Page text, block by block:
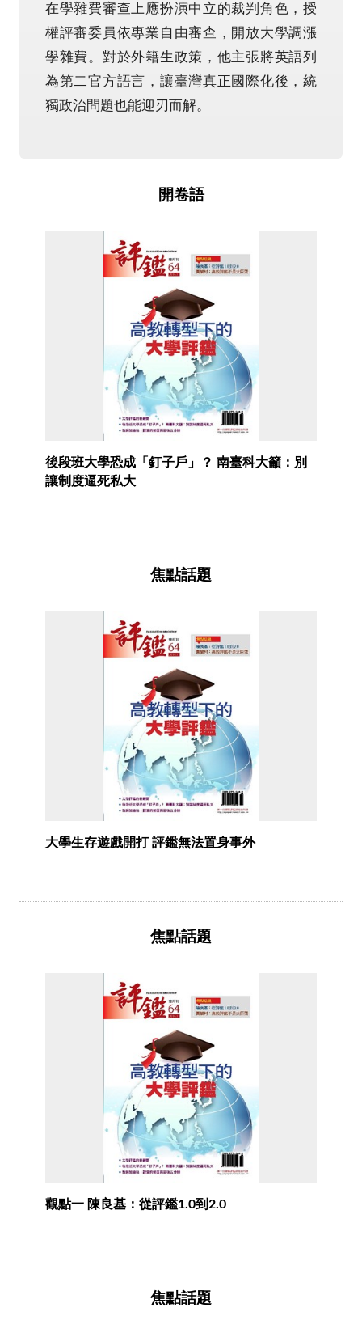
在學雜費審查上應扮演中立的裁判角色，授
權評審委員依專業自由審查，開放大學調漲
學雜費。對於外籍生政策，他主張將英語列
為第二官方語言，讓臺灣真正國際化後，統
獨政治問題也能迎刃而解。
開卷語
後段班大學恐成「釘子戶」？ 南臺科大籲：別
讓制度逼死私大
焦點話題
大學生存遊戲開打 評鑑無法置身事外
焦點話題
觀點一 陳良基：從評鑑1.0到2.0
焦點話題